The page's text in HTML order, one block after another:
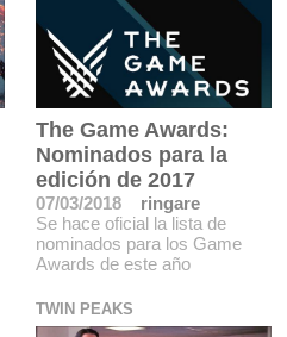
The Game Awards:
Nominados para la
edición de 2017
07/03/2018
ringare
Se hace oficial la lista de
nominados para los Game
Awards de este año
TWIN PEAKS